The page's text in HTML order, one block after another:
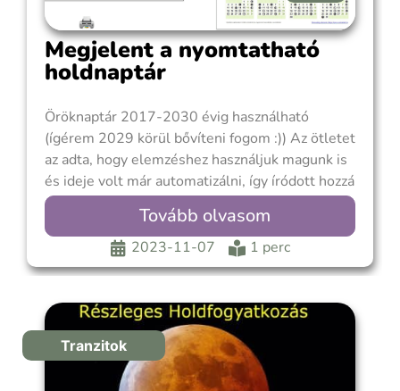
Megjelent a nyomtatható
holdnaptár
Öröknaptár 2017-2030 évig használható
(ígérem 2029 körül bővíteni fogom :)) Az ötletet
az adta, hogy elemzéshez használjuk magunk is
és ideje volt már automatizálni, így íródott hozzá
egy excel file, ami amolyan öröknaptárként
funkcionál. A fekvő formátum kis magyarázattal
is szolgál, az álló forma kissé nagyobb
nyomtatva. Ezüst tagsággal a
Tovább olvasom
2023-11-07 1 perc
Tranzitok